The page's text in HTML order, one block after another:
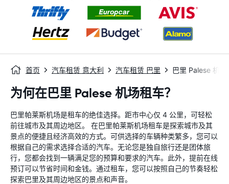
首页 汽车租赁 意大利 汽车租赁 巴里 巴里 Palese 机场
为何在巴里 Palese 机场租车？
巴里帕莱斯机场是租车的绝佳选择。距市中心仅 4 公里，可轻松
前往城市及其周边地区。 在巴里帕莱斯机场租车是探索城市及其
景点的便捷且经济高效的方式。可供选择的车辆种类繁多，您可以
根据自己的需求选择合适的汽车。无论您是独自旅行还是团体旅
行，您都会找到一辆满足您的预算和要求的汽车。此外，提前在线
预订可以节省时间和金钱。通过租车，您可以按照自己的节奏轻松
探索巴里及其周边地区的景点和声音。